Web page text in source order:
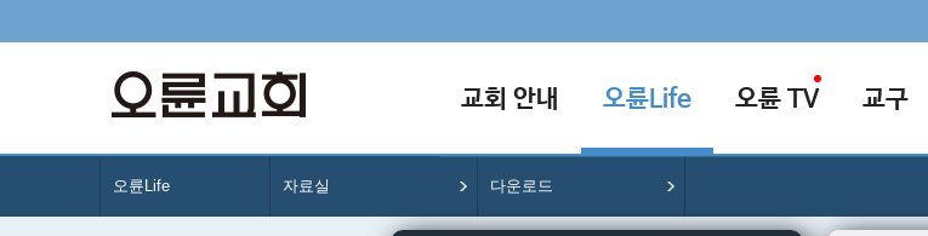
교회 안내 오륜Life 오륜 TV 교구
오륜Life 자료실 다운로드